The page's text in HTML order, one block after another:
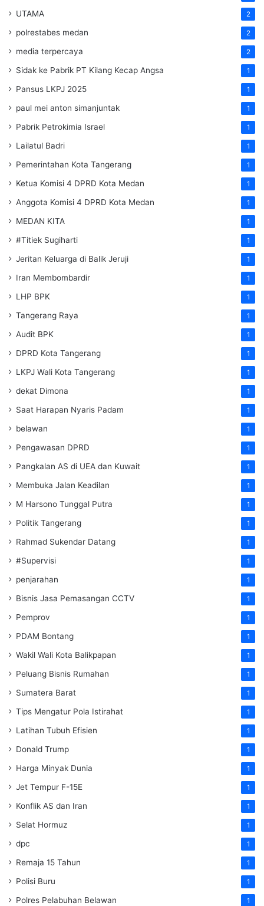
UTAMA 2
polrestabes medan 2
media terpercaya 2
Sidak ke Pabrik PT Kilang Kecap Angsa 1
Pansus LKPJ 2025 1
paul mei anton simanjuntak 1
Pabrik Petrokimia Israel 1
Lailatul Badri 1
Pemerintahan Kota Tangerang 1
Ketua Komisi 4 DPRD Kota Medan 1
Anggota Komisi 4 DPRD Kota Medan 1
MEDAN KITA 1
#Titiek Sugiharti 1
Jeritan Keluarga di Balik Jeruji 1
Iran Membombardir 1
LHP BPK 1
Tangerang Raya 1
Audit BPK 1
DPRD Kota Tangerang 1
LKPJ Wali Kota Tangerang 1
dekat Dimona 1
Saat Harapan Nyaris Padam 1
belawan 1
Pengawasan DPRD 1
Pangkalan AS di UEA dan Kuwait 1
Membuka Jalan Keadilan 1
M Harsono Tunggal Putra 1
Politik Tangerang 1
Rahmad Sukendar Datang 1
#Supervisi 1
penjarahan 1
Bisnis Jasa Pemasangan CCTV 1
Pemprov 1
PDAM Bontang 1
Wakil Wali Kota Balikpapan 1
Peluang Bisnis Rumahan 1
Sumatera Barat 1
Tips Mengatur Pola Istirahat 1
Latihan Tubuh Efisien 1
Donald Trump 1
Harga Minyak Dunia 1
Jet Tempur F-15E 1
Konflik AS dan Iran 1
Selat Hormuz 1
dpc 1
Remaja 15 Tahun 1
Polisi Buru 1
Polres Pelabuhan Belawan 1